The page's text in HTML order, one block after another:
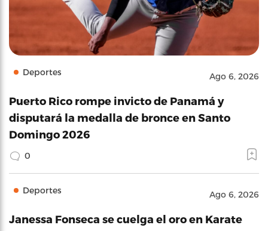
Deportes Ago 6, 2026
Puerto Rico rompe invicto de Panamá y
disputará la medalla de bronce en Santo
Domingo 2026
0
Deportes Ago 6, 2026
Janessa Fonseca se cuelga el oro en Karate